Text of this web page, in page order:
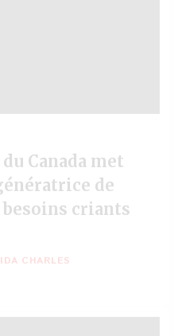
Canada met
de
criants
CHARLES